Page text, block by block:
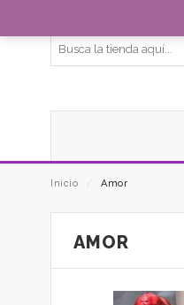
Inicio Amor
AMOR